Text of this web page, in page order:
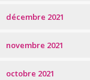
décembre 2021
novembre 2021
octobre 2021